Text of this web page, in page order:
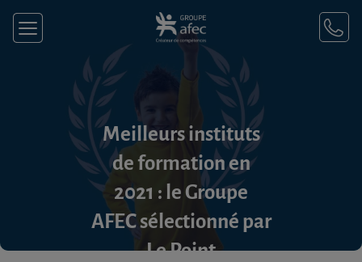
Meilleurs instituts
de formation en
2021 : le Groupe
AFEC sélectionné par
Le Point